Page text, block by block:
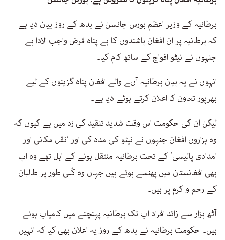
برطانیہ کے وزیر اعظم بورس جانسن نے بدھ کے روز بیان دیا ہے
کہ برطانیہ پر ان افغان باشندوں کا بے پناہ قرض واجب الادا ہے
جنہوں نے نیٹو افواج کے ساتھ کام کیا۔
انہوں نے یہ بیان برطانیہ آںے والے افغان پناہ گزینوں کے لیے
بھرپور تعاون کا اعلان کرتے ہوئے دیا ہے۔
لیکن ان کی حکومت اس وقت شدید تنقید کی زد میں ہے کیوں کہ
وہ ہزاروں افغان جنہوں نے نیٹو کی مدد کی اور ’نقل مکانی اور
امدادی پالیسی‘ کے تحت برطانیہ منتقل ہونے کے اہل تھے وہ اب
بھی افغانستان میں پھنسے ہوئے ہیں جہاں وہ کُلی طور پر طالبان
کے رحم و کرم پر ہیں۔
آٹھ ہزار سے زائد افراد اب تک برطانیہ پہنچنے میں کامیاب ہوئے
ہیں۔ حکومت برطانیہ نے بدھ کے روز یہ اعلان بھی کیا کہ انہیں